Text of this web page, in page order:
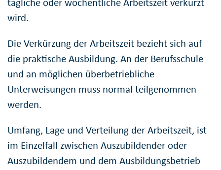
wird.
Die Verkürzung der Arbeitszeit bezieht sich auf
die praktische Ausbildung. An der Berufsschule
und an möglichen überbetriebliche
Unterweisungen muss normal teilgenommen
werden.
Umfang, Lage und Verteilung der Arbeitszeit, ist
im Einzelfall zwischen Auszubildender oder
Auszubildendem und dem Ausbildungsbetrieb